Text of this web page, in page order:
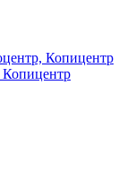
Копицентр
Копицентр